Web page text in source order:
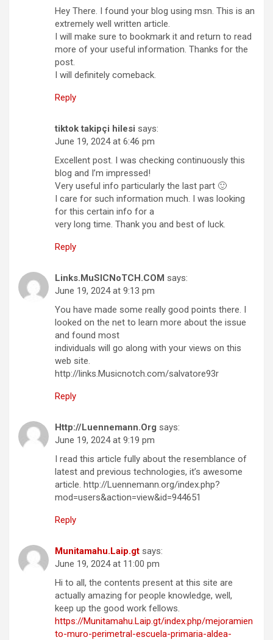
Hey There. I found your blog using msn. This is an
extremely well written article.
I will make sure to bookmark it and return to read
more of your useful information. Thanks for the
post.
I will definitely comeback.
Reply
tiktok takipçi hilesi says:
June 19, 2024 at 6:46 pm
Excellent post. I was checking continuously this
blog and I’m impressed!
Very useful info particularly the last part 🙂
I care for such information much. I was looking
for this certain info for a
very long time. Thank you and best of luck.
Reply
Links.MuSICNoTCH.COM says:
June 19, 2024 at 9:13 pm
You have made some really good points there. I
looked on the net to learn more about the issue
and found most
individuals will go along with your views on this
web site.
http://links.Musicnotch.com/salvatore93r
Reply
Http://Luennemann.Org says:
June 19, 2024 at 9:19 pm
I read this article fully about the resemblance of
latest and previous technologies, it’s awesome
article. http://Luennemann.org/index.php?
mod=users&action=view&id=944651
Reply
Munitamahu.Laip.gt says:
June 19, 2024 at 11:00 pm
Hi to all, the contents present at this site are
actually amazing for people knowledge, well,
keep up the good work fellows.
https://Munitamahu.Laip.gt/index.php/mejoramien
to-muro-perimetral-escuela-primaria-aldea-